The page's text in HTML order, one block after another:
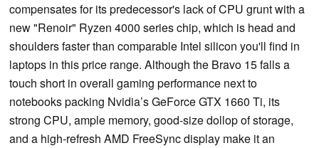
compensates for its predecessor's lack of CPU grunt with a
new "Renoir" Ryzen 4000 series chip, which is head and
shoulders faster than comparable Intel silicon you'll find in
laptops in this price range. Although the Bravo 15 falls a
touch short in overall gaming performance next to
notebooks packing Nvidia’s GeForce GTX 1660 Ti, its
strong CPU, ample memory, good-size dollop of storage,
and a high-refresh AMD FreeSync display make it an